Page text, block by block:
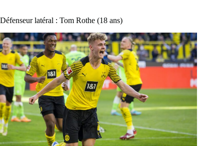
Défenseur latéral : Tom Rothe (18 ans)